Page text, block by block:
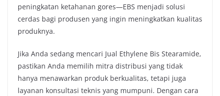
peningkatan ketahanan gores—EBS menjadi solusi
cerdas bagi produsen yang ingin meningkatkan kualitas
produknya.
Jika Anda sedang mencari Jual Ethylene Bis Stearamide,
pastikan Anda memilih mitra distribusi yang tidak
hanya menawarkan produk berkualitas, tetapi juga
layanan konsultasi teknis yang mumpuni. Dengan cara